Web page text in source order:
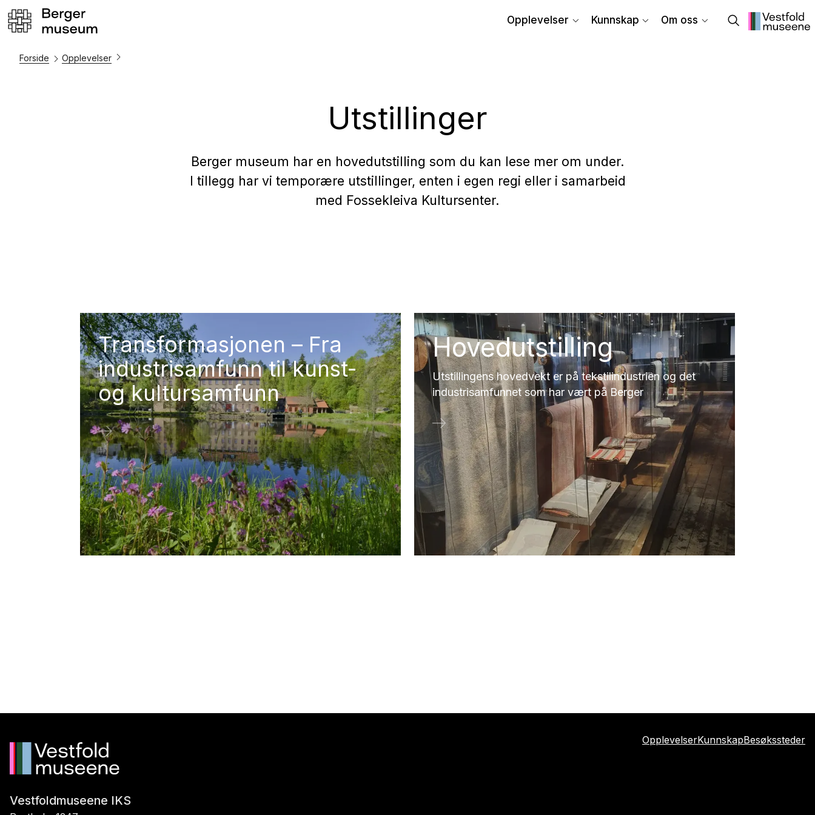
Opplevelser Kunnskap Om oss
Forside Opplevelser
Utstillinger
Berger museum har en hovedutstilling som du kan lese mer om under.
I tillegg har vi temporære utstillinger, enten i egen regi eller i samarbeid
med Fossekleiva Kultursenter.
Transformasjonen – Fra
industrisamfunn til kunst-
og kultursamfunn
Hovedutstilling
Utstillingens hovedvekt er på tekstilindustrien og det
industrisamfunnet som har vært på Berger
OpplevelserKunnskapBesøkssteder
Vestfoldmuseene IKS